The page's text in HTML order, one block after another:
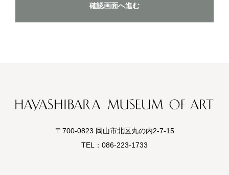
確認画面へ進む
〒700-0823 岡山市北区丸の内2-7-15
TEL： 086-223-1733